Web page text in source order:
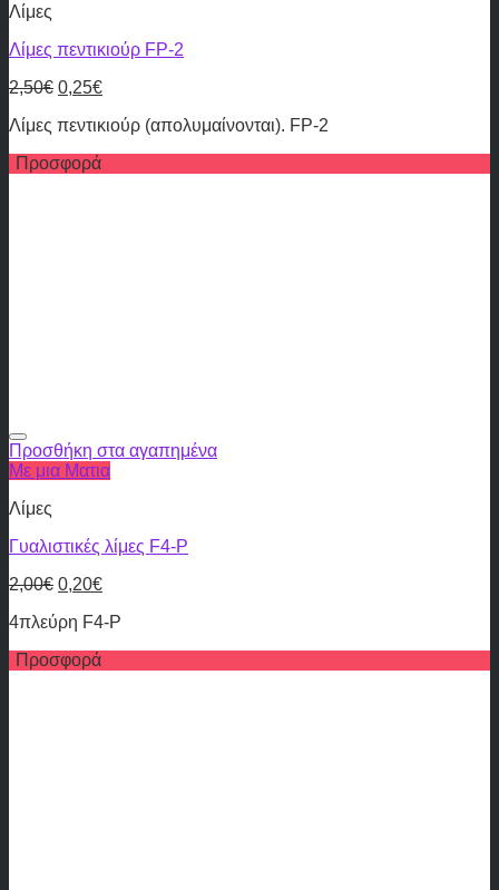
Λίμες
Λίμες πεντικιούρ FP-2
2,50€ 0,25€
Λίμες πεντικιούρ (απολυμαίνονται). FP-2
Προσφορά
Προσθήκη στα αγαπημένα
Με μια Ματια
Λίμες
Γυαλιστικές λίμες F4-P
2,00€ 0,20€
4πλεύρη F4-P
Προσφορά